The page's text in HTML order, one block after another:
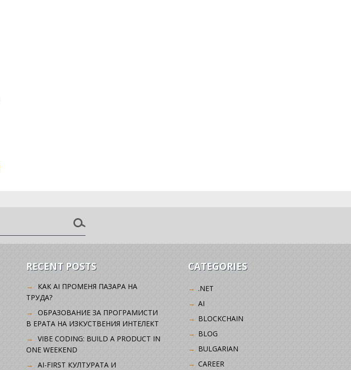
RECENT POSTS
КАК AI ПРОМЕНЯ ПАЗАРА НА
ТРУДА?
ОБРАЗОВАНИЕ ЗА ПРОГРАМИСТИ
В ЕРАТА НА ИЗКУСТВЕНИЯ ИНТЕЛЕКТ
VIBE CODING: BUILD A PRODUCT IN
ONE WEEKEND
AI-FIRST КУЛТУРАТА И
CATEGORIES
.NET
AI
BLOCKCHAIN
BLOG
BULGARIAN
CAREER